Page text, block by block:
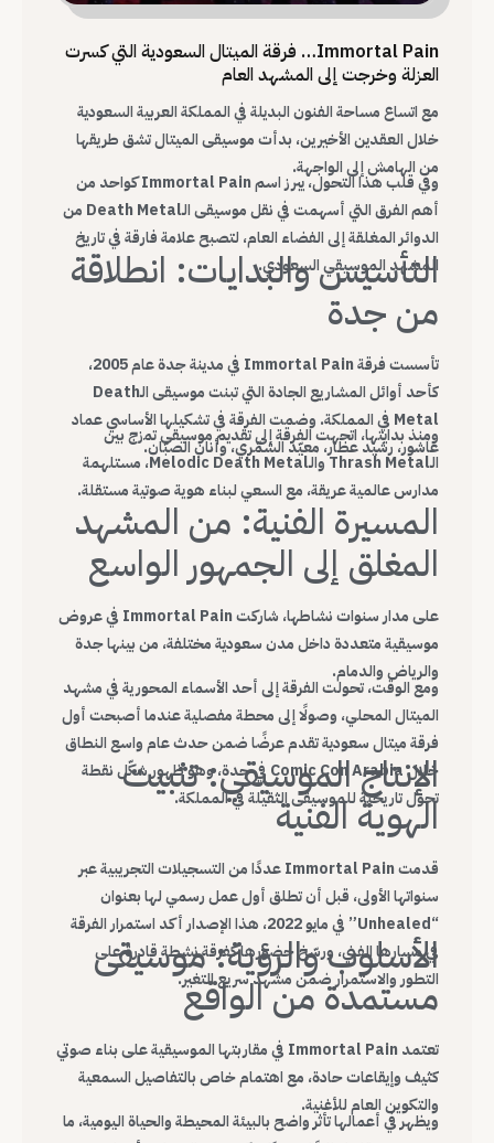
Immortal Pain… فرقة الميتال السعودية التي كسرت
العزلة وخرجت إلى المشهد العام
مع اتساع مساحة الفنون البديلة في المملكة العربية السعودية
خلال العقدين الأخيرين، بدأت موسيقى الميتال تشق طريقها
من الهامش إلى الواجهة.
وفي قلب هذا التحول، يبرز اسم Immortal Pain كواحد من
أهم الفرق التي أسهمت في نقل موسيقى الـDeath Metal من
الدوائر المغلقة إلى الفضاء العام، لتصبح علامة فارقة في تاريخ
المشهد الموسيقي السعودي.
التأسيس والبدايات: انطلاقة
من جدة
تأسست فرقة Immortal Pain في مدينة جدة عام 2005،
كأحد أوائل المشاريع الجادة التي تبنت موسيقى الـDeath
Metal في المملكة. وضمت الفرقة في تشكيلها الأساسي عماد
عاشور، رشيد عطار، معيّد الشمّري، وأنان الصبّان.
ومنذ بدايتها، اتجهت الفرقة إلى تقديم موسيقى تمزج بين
الـThrash Metal والـMelodic Death Metal، مستلهمة
مدارس عالمية عريقة، مع السعي لبناء هوية صوتية مستقلة.
المسيرة الفنية: من المشهد
المغلق إلى الجمهور الواسع
على مدار سنوات نشاطها، شاركت Immortal Pain في عروض
موسيقية متعددة داخل مدن سعودية مختلفة، من بينها جدة
والرياض والدمام.
ومع الوقت، تحولت الفرقة إلى أحد الأسماء المحورية في مشهد
الميتال المحلي، وصولًا إلى محطة مفصلية عندما أصبحت أول
فرقة ميتال سعودية تقدم عرضًا ضمن حدث عام واسع النطاق
خلال Comic Con Arabia في جدة، وهو ظهور شكّل نقطة
تحول تاريخية للموسيقى الثقيلة في المملكة.
الإنتاج الموسيقي: تثبيت
الهوية الفنية
قدمت Immortal Pain عددًا من التسجيلات التجريبية عبر
سنواتها الأولى، قبل أن تطلق أول عمل رسمي لها بعنوان
“Unhealed” في مايو 2022، هذا الإصدار أكد استمرار الفرقة
في مسارها الفني، ورسّخ حضورها كفرقة نشطة قادرة على
التطور والاستمرار ضمن مشهد سريع التغير.
الأسلوب والرؤية: موسيقى
مستمدة من الواقع
تعتمد Immortal Pain في مقاربتها الموسيقية على بناء صوتي
كثيف وإيقاعات حادة، مع اهتمام خاص بالتفاصيل السمعية
والتكوين العام للأغنية.
ويظهر في أعمالها تأثر واضح بالبيئة المحيطة والحياة اليومية، ما